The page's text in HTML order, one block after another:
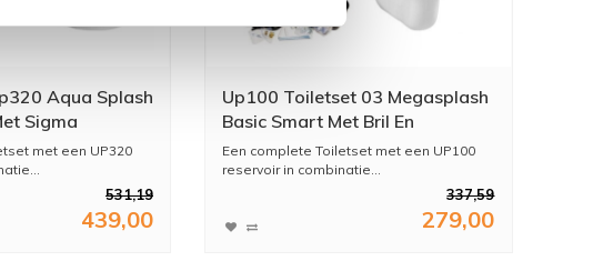
Aqua Splash
Sigma
met een UP320
531,19
439,00
Up100 Toiletset 03 Megasplash
Basic Smart Met Bril En
Drukplaat
Een complete Toiletset met een UP100
reservoir in combinatie...
337,59
279,00